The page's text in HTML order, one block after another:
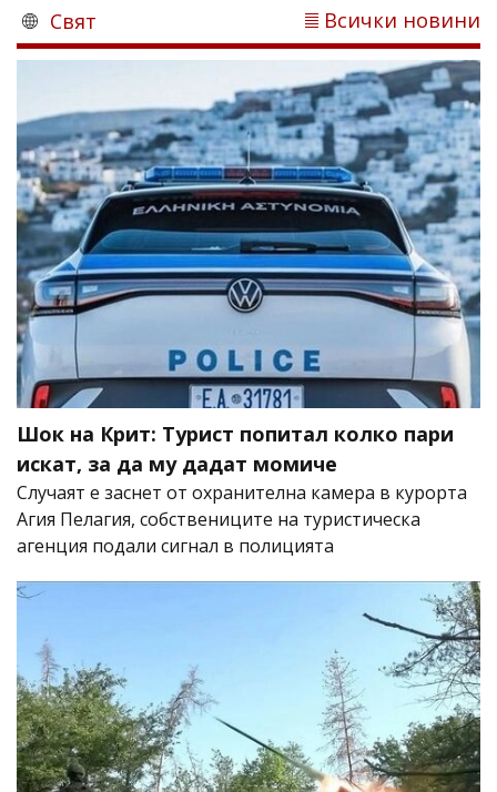
Свят Всички новини
Шок на Крит: Турист попитал колко пари
искат, за да му дадат момиче
Случаят е заснет от охранителна камера в курорта
Агия Пелагия, собствениците на туристическа
агенция подали сигнал в полицията